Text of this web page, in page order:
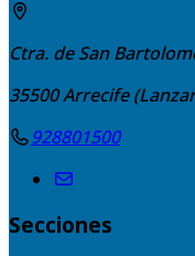
Ctra. de San
35500Arrecife
928801500
Secciones